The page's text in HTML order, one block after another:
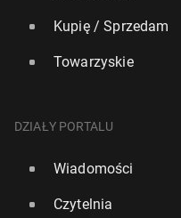
Kupię / Sprzedam
Towarzyskie
DZIAŁY PORTALU
Wiadomości
Czytelnia